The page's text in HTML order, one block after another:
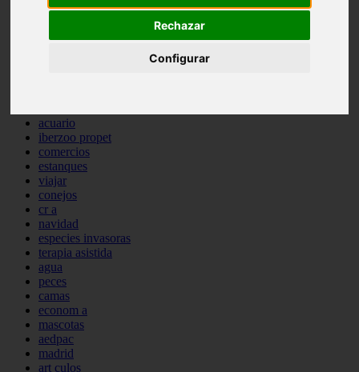
Rechazar
Configurar
comportamiento
reptiles
acuario
iberzoo propet
comercios
estanques
viajar
conejos
cr a
navidad
especies invasoras
terapia asistida
agua
peces
camas
econom a
mascotas
aedpac
madrid
art culos